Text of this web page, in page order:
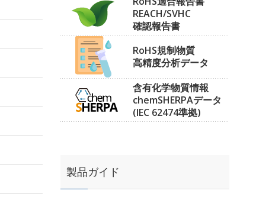
REACH/SVHC
確認報告書
RoHS規制物質
高精度分析データ
含有化学物質情報
chemSHERPAデータ
(IEC 62474準拠)
製品ガイド